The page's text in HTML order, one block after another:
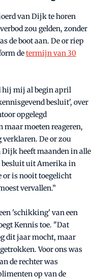
van Dijk te horen
zou gelden, zonder
de boot aan. De or riep
determijn van 30
hij mij al begin april
besluit', over
opgelegd
maar moeten reageren,
De or zou
heeft maanden in alle
besluit uit Amerika in
or is nooit toegelicht
vervallen.”
'schikking' van een
Kennis toe. "Dat
dit jaar mocht, maar
Voor ons was
de rechter was
op van de